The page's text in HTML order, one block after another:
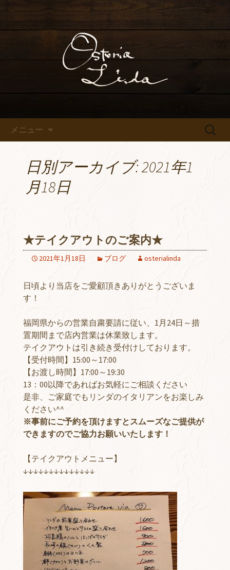
高砂の隠れ家イタリアン「オ
ステリアリンダ」
こだわりのイタリアンとワインをカジ
ュアルに楽しめる
メニュー
検
日別アーカイブ: 2021年1
月18日
★テイクアウトのご案内★
2021年1月18日 ブログ osterialinda
日頃より当店をご愛顧頂きありがとうございま
す！
福岡県からの営業自粛要請に従い、1月24日～措
置期間まで店内営業は休業致します。
テイクアウトは引き続き受付けしております。
【受付時間】15:00～17:00
【お渡し時間】17:00～19:30
13：00以降であればお気軽にご相談ください
是非、ご家庭でもリンダのイタリアンをお楽しみ
ください^^
※事前にご予約を頂けますとスムーズなご提供が
できますのでご協力お願いいたします！
【テイクアウトメニュー】
↓↓↓↓↓↓↓↓↓↓↓↓↓↓